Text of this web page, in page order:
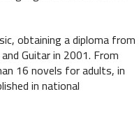
obtaining a diploma from
Guitar in 2001. From
16 novels for adults, in
in national